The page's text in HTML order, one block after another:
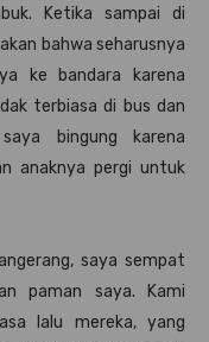
Ketika sampai di
bahwa seharusnya
ke bandara karena
terbiasa di bus dan
bingung karena
anaknya pergi untuk
saya sempat
paman saya. Kami
lalu mereka, yang